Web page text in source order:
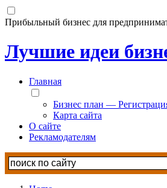
Прибыльный бизнес для
Лучшие идеи
Главная
Бизнес план —
Карта сайта
О сайте
Рекламодателям